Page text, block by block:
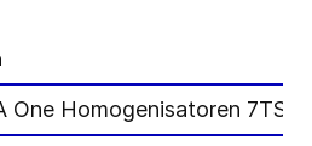
One Homogenisatoren 7TS